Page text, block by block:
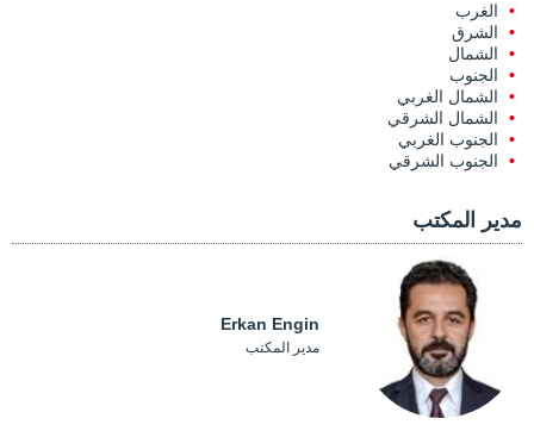
الغرب
الشرق
الشمال
الجنوب
الشمال الغربي
الشمال الشرقي
الجنوب الغربي
الجنوب الشرقي
مدير المكتب
Erkan Engin
مدير المكتب